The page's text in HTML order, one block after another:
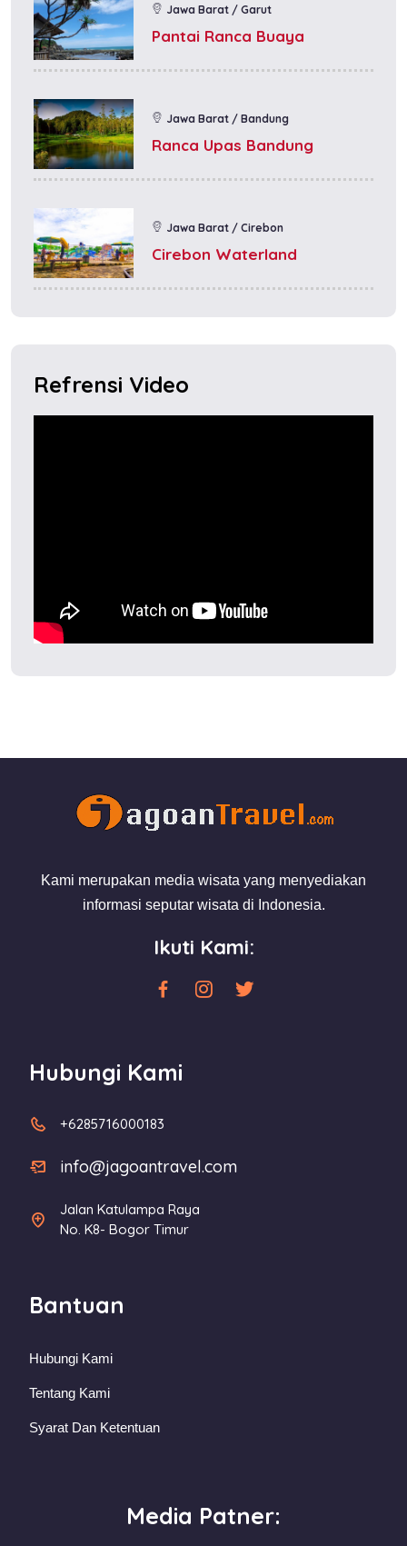
Jawa Barat / Garut
Pantai Ranca Buaya
Jawa Barat / Bandung
Ranca Upas Bandung
Jawa Barat / Cirebon
Cirebon Waterland
Refrensi Video
Kami merupakan media wisata yang menyediakan
informasi seputar wisata di Indonesia.
Ikuti Kami:
Hubungi Kami
+6285716000183
info@jagoantravel.com
Jalan Katulampa Raya
No. K8- Bogor Timur
Bantuan
Hubungi Kami
Tentang Kami
Syarat Dan Ketentuan
Media Patner: